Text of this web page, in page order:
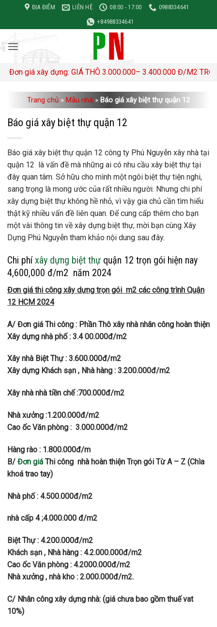
nội
dung
ĐỊA ĐIỂM LIÊN HỆ 08:00 - 17:00
0988334641
+84988334641
xây dựng: GIÁ THÔ 3.000.000– 3.400.000 Đ/M2 TRỌN GÓI
Trang chủ » Mẫu nhà » Báo giá xây biệt thự quận 12
Báo giá xây biệt thự quận 12
Báo giá xây biệt thự quận 12 công ty Phú Nguyễn xây nhà tại
quận 12 là vấn đề mà những ai có nhu cầu xây biệt thự tại
đây quan tâm. Sở hữu cho mình một ngôi biệt thự tiện nghi,
sang trọng là mong ước của rất nhiều người. Nhưng chi phí
xây dựng biệt thự không hề nhỏ, vì vậy gia chủ cần tìm hiểu
thật kỹ nhiều vấn đề liên quan. Để cung cấp thêm cho bạn
một vài thông tin về xây dựng biệt thự, mời bạn cùng Xây
Dựng Phú Nguyễn tham khảo nội dung sau đây.
Chi phíxây dựng biệt thự quận 12 trọn gói hiện nay
4,600,000 đ/m2 năm 2024
Đơn giá thi công xây dựng trọn gói m2 các công trình Quận
12 HCM 2024
A/ Đơn giá Thi công : Phần Thô xây nhà nhân công hoàn thiện
Xây dựng nhà phố : 3.4 00.000đ/m2
Xây nhà Biệt Thự : 3.600.000đ/m2
Xây dựng Khách sạn , Nhà hàng : 3.200.000đ/m2
Xây nhà nhà tiền chế :700.000đ/m2
Nhà xưởng :1.200.000đ/m2
Cao ốc Văn phòng : 3.000.000đ/m2
Hàng rào : 1.800.000đ/m
B/ Đơn giá Thi công nhà hoàn thiện Trọn gói Từ A – Z (Chìa
khoá trao tay)
Nhà phố : 4.500.000đ/m2
nhà cấp 4 ;4.000.000 đ/m2
Biệt Thự : 4.200.000đ/m2
Khách sạn , Nhà hàng : 4.2.000.000đ/m2
Cao ốc Văn phòng : 4.2000.000đ/m2
Nhà xưởng , nhà kho : 2.000.000đ/m2.
C/ Nhân công xây dựng nhà: (giá chưa bao gồm thuế vat
10%)